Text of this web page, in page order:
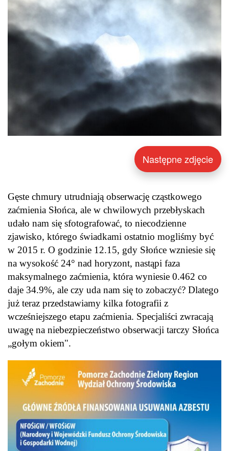
Następne zdjęcie
Gęste chmury utrudniają obserwację cząstkowego
zaćmienia Słońca, ale w chwilowych przebłyskach
udało nam się sfotografować, to niecodzienne
zjawisko, którego świadkami ostatnio mogliśmy być
w 2015 r. O godzinie 12.15, gdy Słońce wzniesie się
na wysokość 24° nad horyzont, nastąpi faza
maksymalnego zaćmienia, która wyniesie 0.462 co
daje 34.9%, ale czy uda nam się to zobaczyć? Dlatego
już teraz przedstawiamy kilka fotografii z
wcześniejszego etapu zaćmienia. Specjaliści zwracają
uwagę na niebezpieczeństwo obserwacji tarczy Słońca
„gołym okiem".